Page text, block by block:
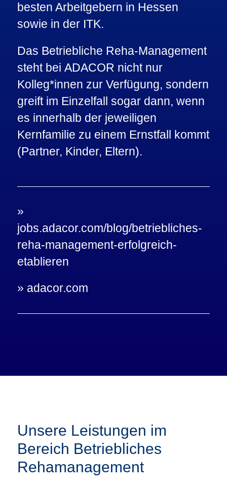
besten Arbeitgebern in Hessen
sowie in der ITK.
Das Betriebliche Reha-Management
steht bei ADACOR nicht nur
Kolleg*innen zur Verfügung, sondern
greift im Einzelfall sogar dann, wenn
es innerhalb der jeweiligen
Kernfamilie zu einem Ernstfall kommt
(Partner, Kinder, Eltern).
»
jobs.adacor.com/blog/betriebliches-
reha-management-erfolgreich-
etablieren
» adacor.com
Unsere Leistungen im
Bereich Betriebliches
Rehamanagement